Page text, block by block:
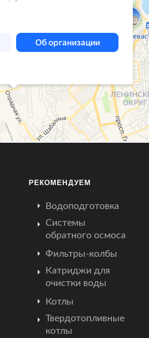
РЕКОМЕНДУЕМ
Водоподготовка
Системы
обратного осмоса
Фильтры-колбы
Катриджи для
очистки воды
Котлы
Твердотопливные
котлы